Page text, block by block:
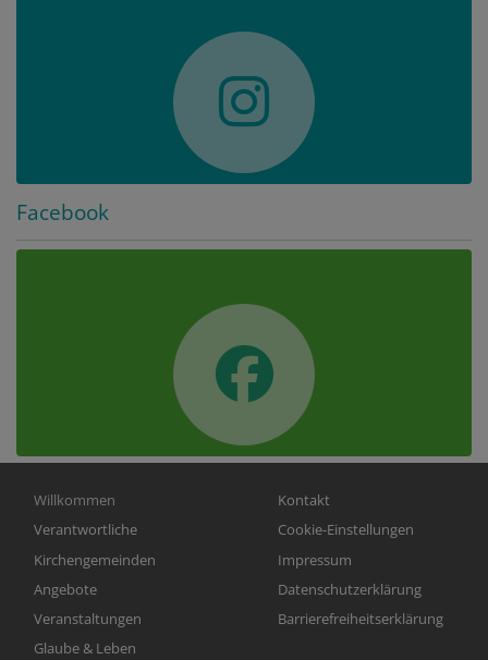
Facebook
Hauptnavigation
Willkommen
Verantwortliche
Kirchengemeinden
Angebote
Veranstaltungen
Glaube & Leben
Fußbereichsmenü
Kontakt
Cookie-Einstellungen
Impressum
Datenschutzerklärung
Barrierefreiheitserklärung